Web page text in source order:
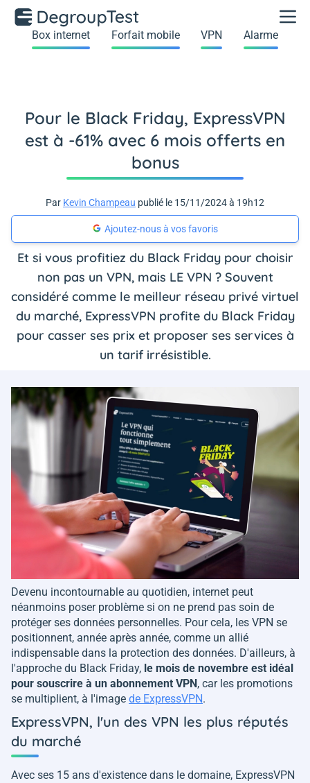
Box internet Forfait mobile VPN Alarme
Pour le Black Friday, ExpressVPN
est à -61% avec 6 mois offerts en
bonus
Par Kevin Champeau publié le 15/11/2024 à 19h12
Ajoutez-nous à vos favoris
Et si vous profitiez du Black Friday pour choisir
non pas un VPN, mais LE VPN ? Souvent
considéré comme le meilleur réseau privé virtuel
du marché, ExpressVPN profite du Black Friday
pour casser ses prix et proposer ses services à
un tarif irrésistible.
Devenu incontournable au quotidien, internet peut
néanmoins poser problème si on ne prend pas soin de
protéger ses données personnelles. Pour cela, les VPN se
positionnent, année après année, comme un allié
indispensable dans la protection des données. D'ailleurs, à
l'approche du Black Friday, le mois de novembre est idéal
pour souscrire à un abonnement VPN , car les promotions
se multiplient, à l'image de ExpressVPN.
ExpressVPN, l'un des VPN les plus réputés
du marché
Avec ses 15 ans d'existence dans le domaine, ExpressVPN